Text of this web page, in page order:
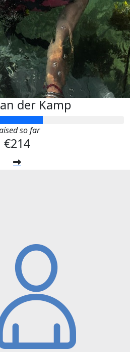
der Kamp
so far
€214